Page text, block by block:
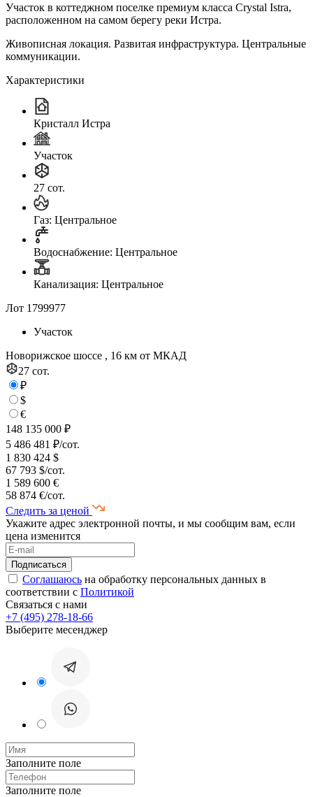
Участок в коттеджном поселке премиум класса Crystal Istra,
расположенном на самом берегу реки Истра.
Живописная локация. Развитая инфраструктура. Центральные
коммуникации.
Характеристики
Кристалл Истра
Участок
27 сот.
Газ: Центральное
Водоснабжение: Центральное
Канализация: Центральное
Лот 1799977
Участок
Новорижское шоссе , 16 км от МКАД
27 сот.
₽
$
€
148 135 000 ₽
5 486 481 ₽/сот.
1 830 424 $
67 793 $/сот.
1 589 600 €
58 874 €/сот.
Следить за ценой
Укажите адрес электронной почты, и мы сообщим вам, если
цена изменится
Соглашаюсь на обработку персональных данных в
соответствии с Политикой
Связаться с нами
+7 (495) 278-18-66
Выберите месенджер
Заполните поле
Заполните поле